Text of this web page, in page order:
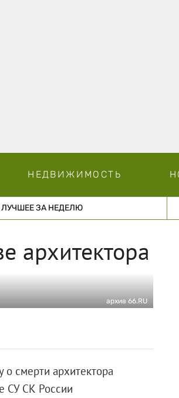
НЕДВИЖИМОСТЬ
ЛУЧШЕЕ ЗА НЕДЕЛЮ
архитектора
архив 66.RU
смерти архитектора
СУ СК России